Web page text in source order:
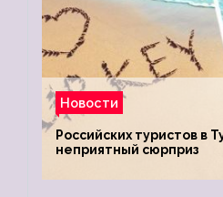
Новости
Российских туристов в
неприятный сюрприз